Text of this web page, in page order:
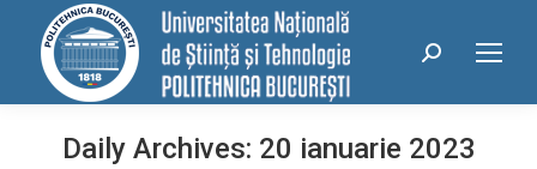
conținut
Search:
Daily Archives: 20 ianuarie 2023